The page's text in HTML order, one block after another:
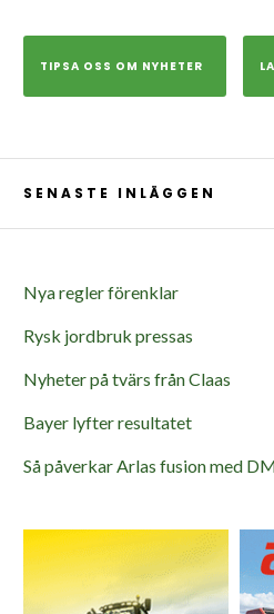
TIPSA OSS OM NYHETER
SENASTE INLÄGGEN
Nya regler förenklar
Rysk jordbruk pressas
Nyheter på tvärs från Claas
Bayer lyfter resultatet
Så påverkar Arlas fusion med